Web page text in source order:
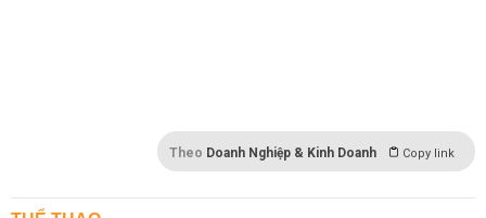
Theo Doanh Nghiệp & Kinh Doanh Copy link